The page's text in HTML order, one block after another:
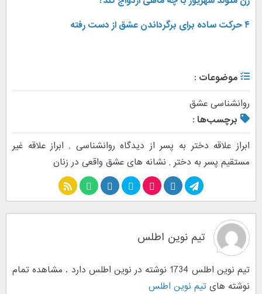
۴ حرکت ساده برای برگرداندن عشق از دست رفته
موضوعات :
روانشناسی عشق
برچسب‌ها :
ابراز علاقه دختر به پسر از دیدگاه روانشناسی , ابراز علاقه غیر
مستقیم پسر به دختر , نشانه های عشق واقعی در زنان
تیم نوین اطلس
تیم نوین اطلس 1734 نوشته در نوین اطلس دارد . مشاهده تمام
نوشته های تیم نوین اطلس